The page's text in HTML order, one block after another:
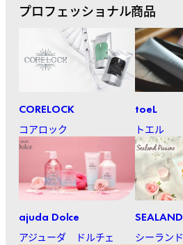
プロフェッショナル商品
CORELOCK
コアロック
toeL
トエル
ajuda Dolce
アジューダ ドルチェ
SEALAND
シーランド